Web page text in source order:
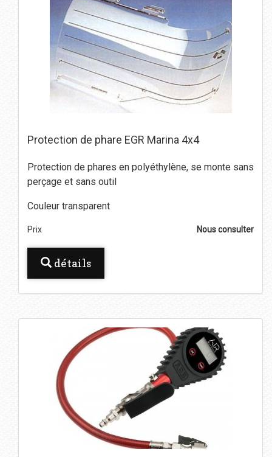
Protection de phare EGR Marina 4x4
Protection de phares en polyéthylène, se monte sans
perçage et sans outil
Couleur transparent
Prix Nous consulter
détails